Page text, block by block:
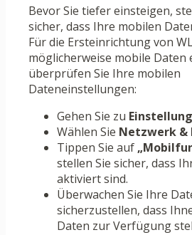
Bevor Sie tiefer einsteigen,
sicher, dass Ihre mobilen
Für die Ersteinrichtung von
möglicherweise mobile Daten
überprüfen Sie Ihre mobilen
Dateneinstellungen:
Gehen Sie zu
Wählen Sie Netzwerk
Tippen Sie auf
stellen Sie sicher, dass
aktiviert sind.
Überwachen Sie Ihre
sicherzustellen, dass
Daten zur Verfügung